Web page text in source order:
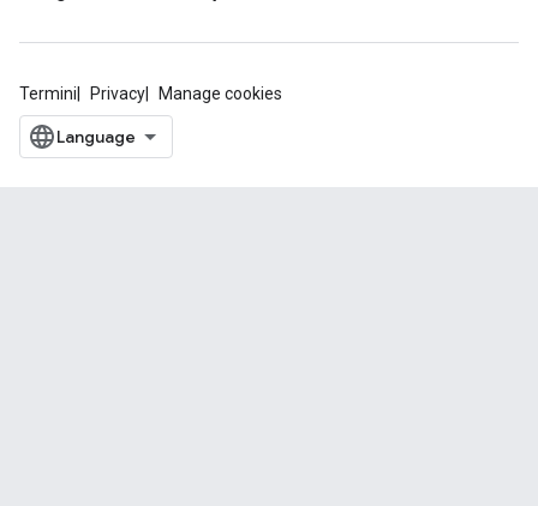
Termini Privacy Manage cookies